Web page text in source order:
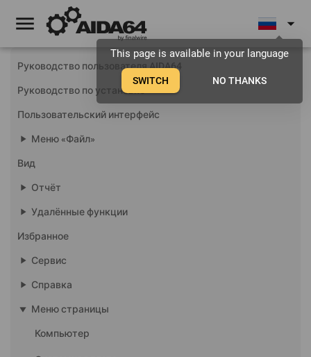
menu arrow_drop_down
Руководство пользователя AIDA64
Руководство по установке
Пользовательский интерфейс
play_arrow Меню «Файл»
Вид
play_arrow Отчёт
play_arrow Удалённые функции
Избранное
play_arrow Сервис
play_arrow Справка
play_arrow Меню страницы
Компьютер
This page is available in your language
SWITCH NO THANKS